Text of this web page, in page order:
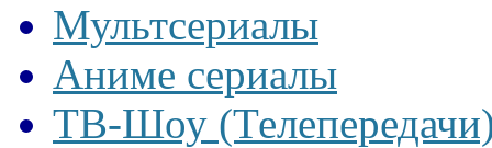
Мультсериалы
Аниме сериалы
ТВ-Шоу